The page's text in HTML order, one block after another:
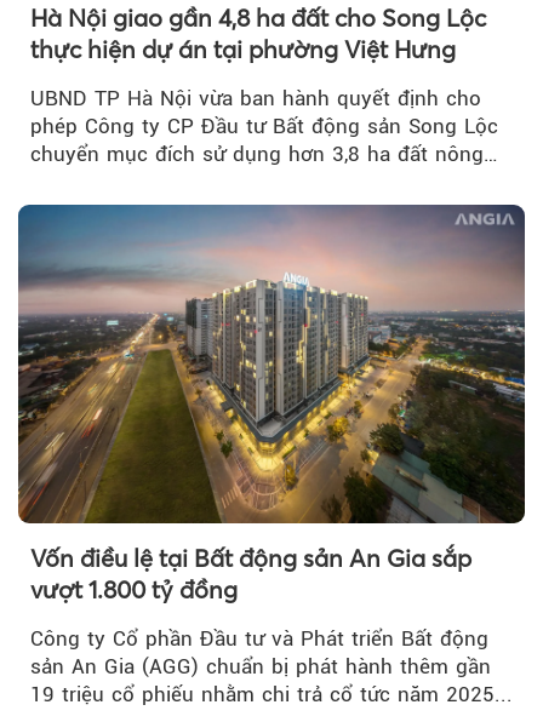
Hà Nội giao gần 4,8 ha đất cho Song Lộc
thực hiện dự án tại phường Việt Hưng
UBND TP Hà Nội vừa ban hành quyết định cho
phép Công ty CP Đầu tư Bất động sản Song Lộc
chuyển mục đích sử dụng hơn 3,8 ha đất nông
Vốn điều lệ tại Bất động sản An Gia sắp
vượt 1.800 tỷ đồng
Công ty Cổ phần Đầu tư và Phát triển Bất động
sản An Gia (AGG) chuẩn bị phát hành thêm gần
19 triệu cổ phiếu nhằm chi trả cổ tức năm 2025...